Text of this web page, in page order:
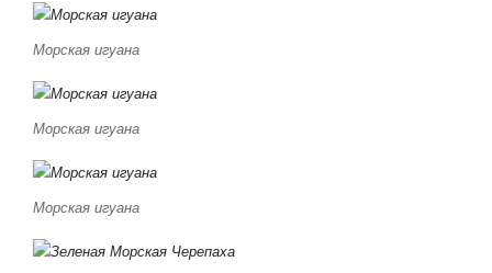
Морская игуана
Морская игуана
Морская игуана